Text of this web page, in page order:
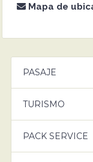
Mapa de
PASAJE
TURISMO
PACK SERVICE